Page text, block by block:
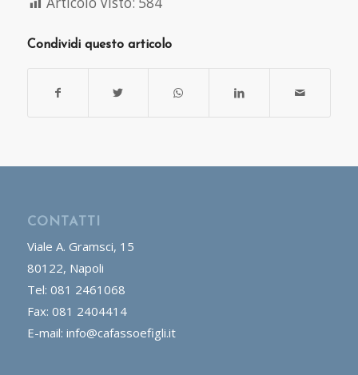
Condividi questo articolo
CONTATTI
Viale A. Gramsci, 15
80122, Napoli
Tel: 081 2461068
Fax: 081 2404414
E-mail: info@cafassoefigli.it